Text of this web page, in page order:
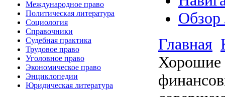
Международное право
Политическая литература
Социология
Справочники
Судебная практика
Трудовое право
Уголовное право
Экономическое право
Энциклопедии
Юридическая литература
Обзор
Главная
Хорошие